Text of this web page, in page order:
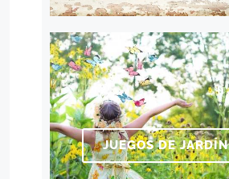
JUEGOS DE JARDÍN